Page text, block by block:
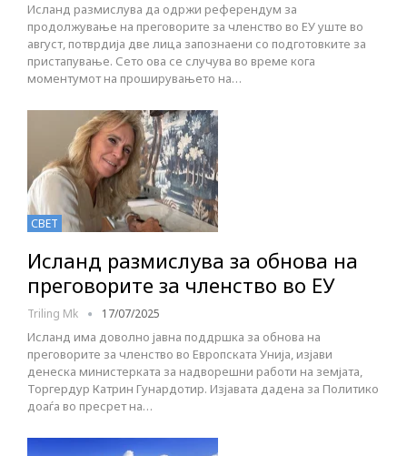
Исланд размислува да одржи референдум за
продолжување на преговорите за членство во ЕУ уште во
август, потврдија две лица запознаени со подготовките за
пристапување. Сето ова се случува во време кога
моментумот на проширувањето на…
СВЕТ
Исланд размислува за обнова на
преговорите за членство во ЕУ
Triling Mk 17/07/2025
Исланд има доволно јавна поддршка за обнова на
преговорите за членство во Европската Унија, изјави
денеска министерката за надворешни работи на земјата,
Торгердур Катрин Гунардотир. Изјавата дадена за Политико
доаѓа во пресрет на…